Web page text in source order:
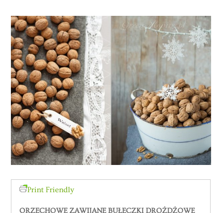
Print Friendly
ORZECHOWE ZAWIJANE BUŁECZKI DROŻDŻOWE